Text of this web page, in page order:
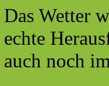
Das Wetter
echte
auch noch